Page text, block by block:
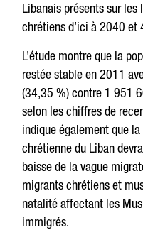
Libanais présents sur
chrétiens d’ici à 2040 et
L’étude montre que la
restée stable en 2011
(34,35 %) contre 1 951
selon les chiffres de
indique également que
chrétienne du Liban
baisse de la vague
migrants chrétiens et
natalité affectant les
immigrés.